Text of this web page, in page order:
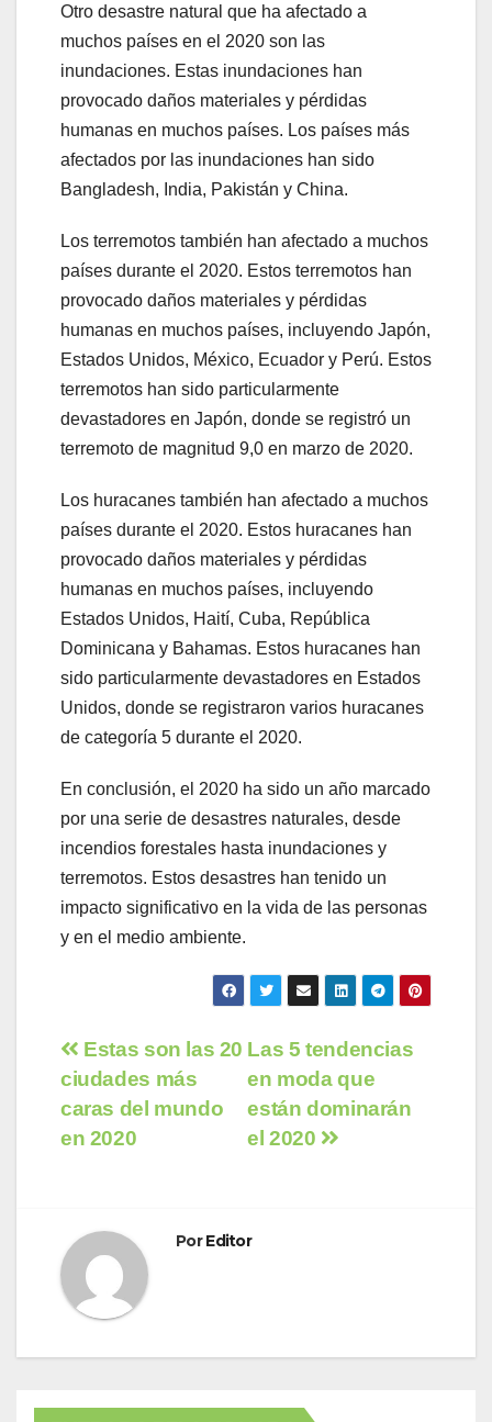
Otro desastre natural que ha afectado a
muchos países en el 2020 son las
inundaciones. Estas inundaciones han
provocado daños materiales y pérdidas
humanas en muchos países. Los países más
afectados por las inundaciones han sido
Bangladesh, India, Pakistán y China.
Los terremotos también han afectado a muchos
países durante el 2020. Estos terremotos han
provocado daños materiales y pérdidas
humanas en muchos países, incluyendo Japón,
Estados Unidos, México, Ecuador y Perú. Estos
terremotos han sido particularmente
devastadores en Japón, donde se registró un
terremoto de magnitud 9,0 en marzo de 2020.
Los huracanes también han afectado a muchos
países durante el 2020. Estos huracanes han
provocado daños materiales y pérdidas
humanas en muchos países, incluyendo
Estados Unidos, Haití, Cuba, República
Dominicana y Bahamas. Estos huracanes han
sido particularmente devastadores en Estados
Unidos, donde se registraron varios huracanes
de categoría 5 durante el 2020.
En conclusión, el 2020 ha sido un año marcado
por una serie de desastres naturales, desde
incendios forestales hasta inundaciones y
terremotos. Estos desastres han tenido un
impacto significativo en la vida de las personas
y en el medio ambiente.
Navegación
de
entradas
Las 5 tendencias
en moda que
están dominarán
el 2020
Estas son las 20
ciudades más
caras del mundo
en 2020
PorEditor